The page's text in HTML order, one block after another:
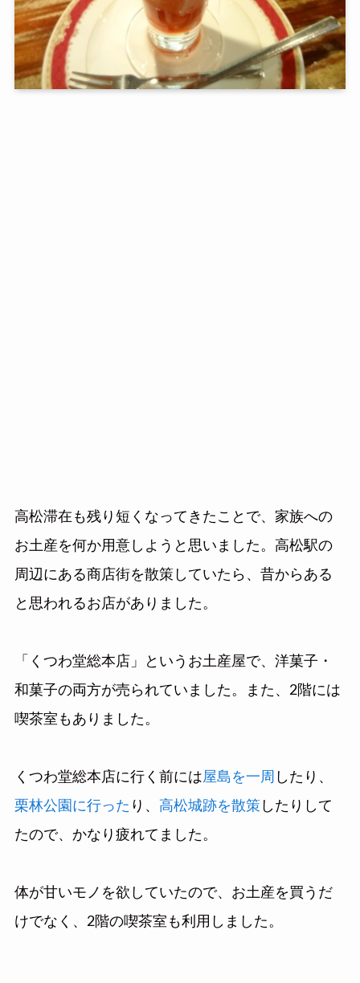
高松滞在も残り短くなってきたことで、家族への
お土産を何か用意しようと思いました。高松駅の
周辺にある商店街を散策していたら、昔からある
と思われるお店がありました。
「くつわ堂総本店」というお土産屋で、洋菓子・
和菓子の両方が売られていました。また、2階には
喫茶室もありました。
くつわ堂総本店に行く前には屋島を一周 したり、
栗林公園に行った り、 高松城跡を散策 したりして
たので、かなり疲れてました。
体が甘いモノを欲していたので、お土産を買うだ
けでなく、2階の喫茶室も利用しました。